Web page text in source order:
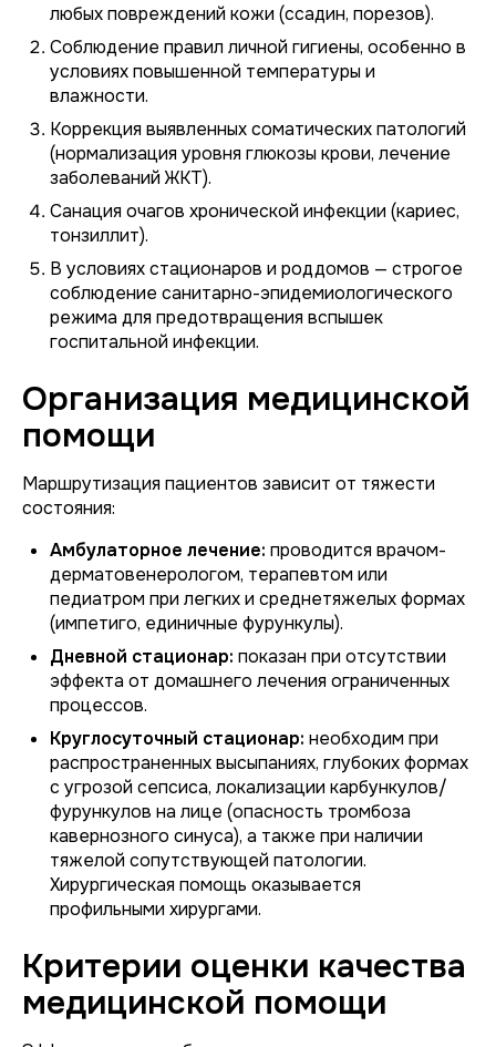
любых повреждений кожи (ссадин, порезов).
Соблюдение правил личной гигиены, особенно в
условиях повышенной температуры и
влажности.
Коррекция выявленных соматических патологий
(нормализация уровня глюкозы крови, лечение
заболеваний ЖКТ).
Санация очагов хронической инфекции (кариес,
тонзиллит).
В условиях стационаров и роддомов — строгое
соблюдение санитарно-эпидемиологического
режима для предотвращения вспышек
госпитальной инфекции.
Организация медицинской
помощи
Маршрутизация пациентов зависит от тяжести
состояния:
Амбулаторное лечение: проводится врачом-
дерматовенерологом, терапевтом или
педиатром при легких и среднетяжелых формах
(импетиго, единичные фурункулы).
Дневной стационар: показан при отсутствии
эффекта от домашнего лечения ограниченных
процессов.
Круглосуточный стационар: необходим при
распространенных высыпаниях, глубоких формах
с угрозой сепсиса, локализации карбункулов/
фурункулов на лице (опасность тромбоза
кавернозного синуса), а также при наличии
тяжелой сопутствующей патологии.
Хирургическая помощь оказывается
профильными хирургами.
Критерии оценки качества
медицинской помощи